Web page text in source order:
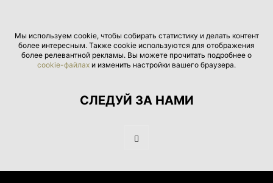
Мы используем cookie, чтобы собирать статистику и делать контент
более интересным. Также cookie используются для отображения
более релевантной рекламы. Вы можете прочитать подробнее о
cookie-файлах и изменить настройки вашего браузера.
СЛЕДУЙ ЗА НАМИ